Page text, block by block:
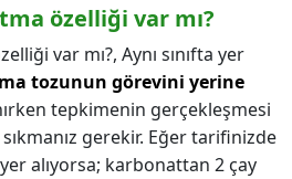
özelliği var mı?
var mı?, Aynı sınıfta yer
tozunun görevini yerine
tepkimenin gerçekleşmesi
gerekir. Eğer tarifinizde
alıyorsa; karbonattan 2 çay